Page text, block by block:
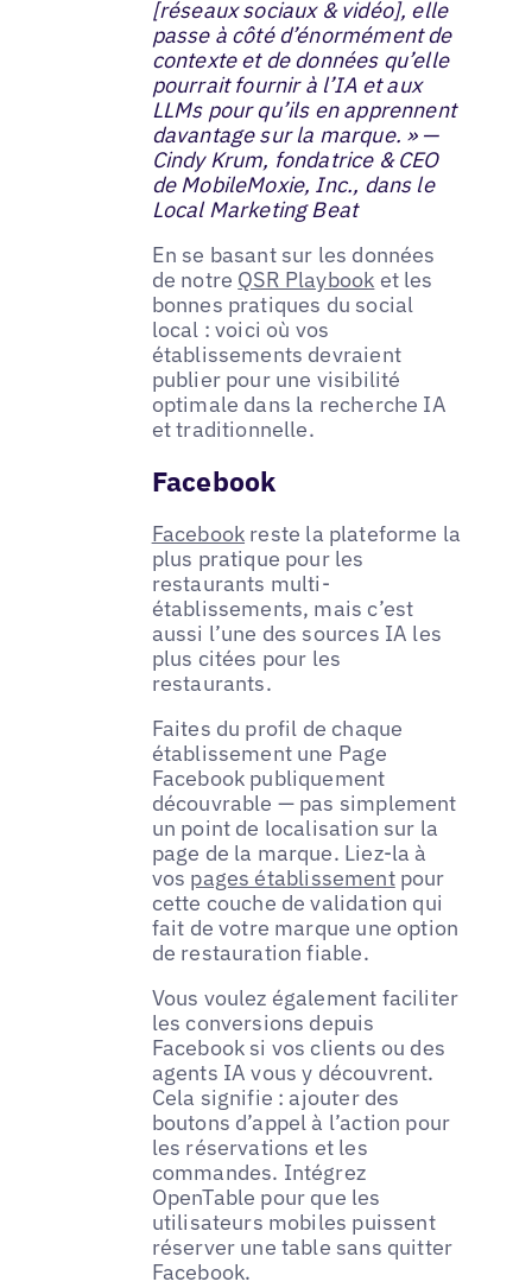
[réseaux sociaux & vidéo], elle
passe à côté d’énormément de
contexte et de données qu’elle
pourrait fournir à l’IA et aux
LLMs pour qu’ils en apprennent
davantage sur la marque. » —
Cindy Krum, fondatrice & CEO
de MobileMoxie, Inc., dans le
Local Marketing Beat
En se basant sur les données
de notre QSR Playbook et les
bonnes pratiques du social
local : voici où vos
établissements devraient
publier pour une visibilité
optimale dans la recherche IA
et traditionnelle.
Facebook
Facebook reste la plateforme la
plus pratique pour les
restaurants multi-
établissements, mais c’est
aussi l’une des sources IA les
plus citées pour les
restaurants.
Faites du profil de chaque
établissement une Page
Facebook publiquement
découvrable — pas simplement
un point de localisation sur la
page de la marque. Liez-la à
vos pages établissementpour
cette couche de validation qui
fait de votre marque une option
de restauration fiable.
Vous voulez également faciliter
les conversions depuis
Facebook si vos clients ou des
agents IA vous y découvrent.
Cela signifie : ajouter des
boutons d’appel à l’action pour
les réservations et les
commandes. Intégrez
OpenTable pour que les
utilisateurs mobiles puissent
réserver une table sans quitter
Facebook.